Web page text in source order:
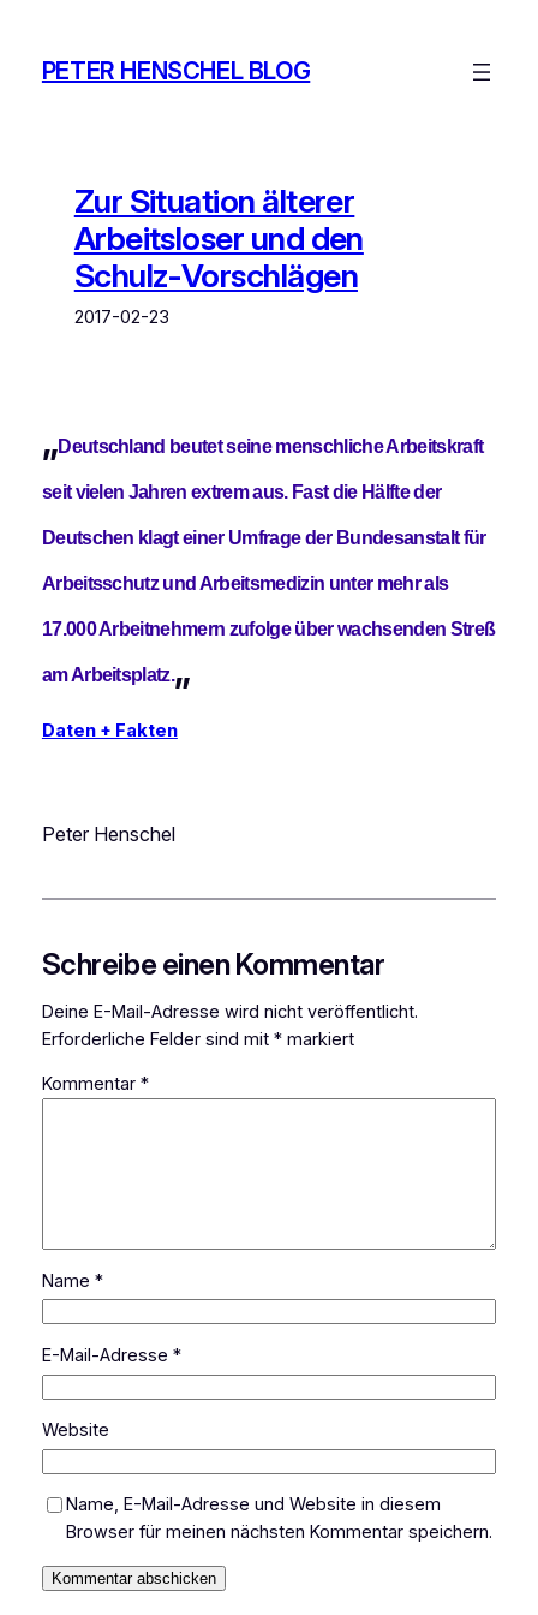
springen
PETER HENSCHEL BLOG
Zur Situation älterer
Arbeitsloser und den
Schulz-Vorschlägen
2017-02-23
„Deutschland beutet seine menschliche Arbeitskraft
seit vielen Jahren extrem aus. Fast die Hälfte der
Deutschen klagt einer Umfrage der Bundesanstalt für
Arbeitsschutz und Arbeitsmedizin unter mehr als
17.000 Arbeitnehmern zufolge über wachsenden Streß
am Arbeitsplatz.„
Daten + Fakten
Peter Henschel
Schreibe einen Kommentar
Deine E-Mail-Adresse wird nicht veröffentlicht.
Erforderliche Felder sind mit *markiert
Kommentar *
Name *
E-Mail-Adresse *
Website
Name, E-Mail-Adresse und Website in diesem
Browser für meinen nächsten Kommentar speichern.